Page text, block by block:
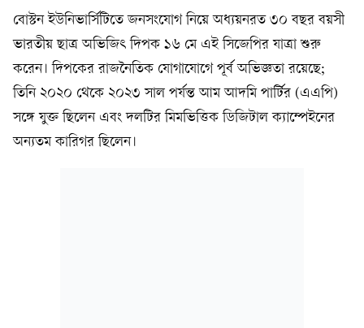
বোস্টন ইউনিভার্সিটিতে জনসংযোগ নিয়ে অধ্যয়নরত ৩০ বছর বয়সী
ভারতীয় ছাত্র অভিজিৎ দিপক ১৬ মে এই সিজেপির যাত্রা শুরু
করেন। দিপকের রাজনৈতিক যোগাযোগে পূর্ব অভিজ্ঞতা রয়েছে;
তিনি ২০২০ থেকে ২০২৩ সাল পর্যন্ত আম আদমি পার্টির (এএপি)
সঙ্গে যুক্ত ছিলেন এবং দলটির মিমভিত্তিক ডিজিটাল ক্যাম্পেইনের
অন্যতম কারিগর ছিলেন।